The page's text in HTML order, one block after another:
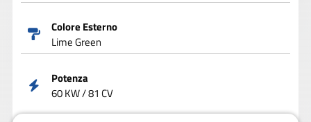
Colore Esterno
Lime Green
Potenza
60 KW / 81 CV